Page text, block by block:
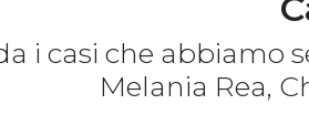
i casi che abbiamo
Melania Rea,